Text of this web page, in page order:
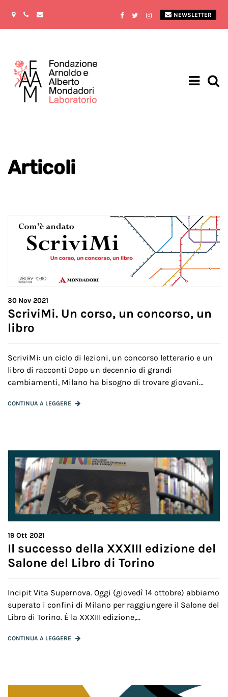
NEWSLETTER
Articoli
30 Nov 2021
ScriviMi. Un corso, un concorso, un
libro
ScriviMi: un ciclo di lezioni, un concorso letterario e un
libro di racconti Dopo un decennio di grandi
cambiamenti, Milano ha bisogno di trovare giovani...
CONTINUA A LEGGERE
19 Ott 2021
Il successo della XXXIII edizione del
Salone del Libro di Torino
Incipit Vita Supernova. Oggi (giovedì 14 ottobre) abbiamo
superato i confini di Milano per raggiungere il Salone del
Libro di Torino. È la XXXIII edizione,...
CONTINUA A LEGGERE